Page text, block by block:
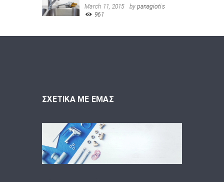
March 11, 2015 bypanagiotis
961
ΣΧΕΤΙΚΑ ΜΕ ΕΜΑΣ